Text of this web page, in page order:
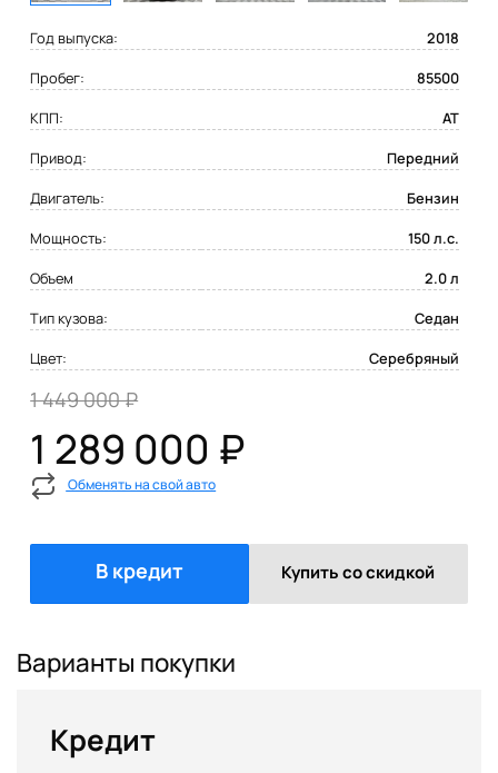
Год выпуска:
2018
Пробег:
85500
КПП:
AT
Привод:
Передний
Двигатель:
Бензин
Мощность:
150 л.с.
Объем
2.0 л
Тип кузова:
Седан
Цвет:
Серебряный
1 449 000 ₽
1 289 000 ₽
Обменять на свой авто
В кредит Купить со скидкой
Варианты покупки
Кредит